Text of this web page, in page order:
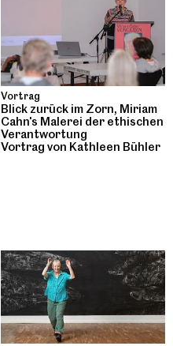
Vortrag
Blick zurück im Zorn, Miriam
Cahn's Malerei der ethischen
Verantwortung
Vortrag von Kathleen Bühler